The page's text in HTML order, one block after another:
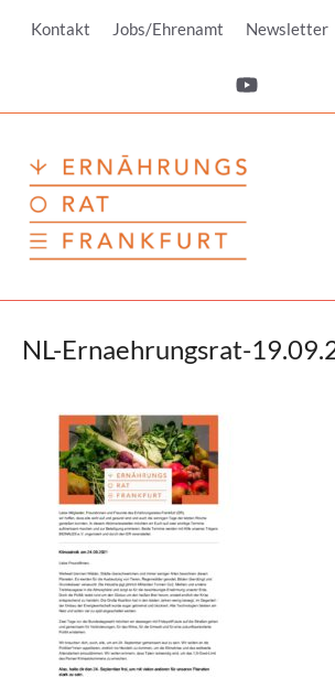
InhaltKontakt Jobs/Ehrenamt Newsletter
NL-Ernaehrungsrat-